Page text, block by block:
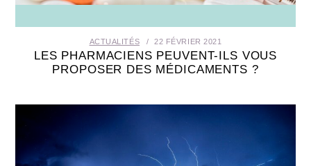
ACTUALITÉS 22 FÉVRIER 2021
LES PHARMACIENS PEUVENT-ILS VOUS
PROPOSER DES MÉDICAMENTS ?